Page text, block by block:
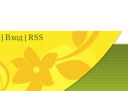
| Вход | RSS